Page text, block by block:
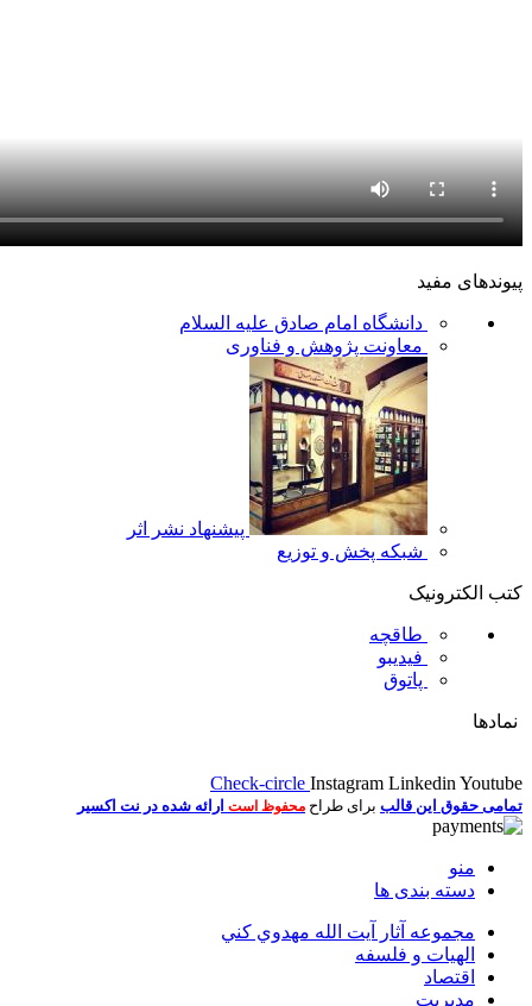
پیوندهای مفید
دانشگاه امام صادق علیه السلام
معاونت پژوهش و فناوری
پیشنهاد نشر اثر
شبکه پخش و توزیع
کتب الکترونیک
طاقچه
فیدیبو
پاتوق
نمادها
Check-circle Instagram Linkedin Youtube
تمامی حقوق این قالب برای طراح محفوظ است ارائه شده در نت اکسیر
منو
دسته بندی ها
مجموعه آثار آيت الله مهدوي كني
الهیات و فلسفه
اقتصاد
مديريت